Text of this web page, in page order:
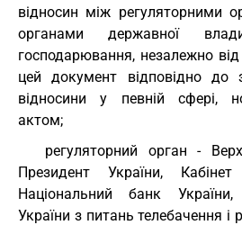
відносин між регуляторними
органами державної
господарювання, незалежно
цей документ відповідно до
відносини у певній сфері,
актом;
регуляторний орган -
Президент України, Кабінет
Національний банк
України з питань телебачення і